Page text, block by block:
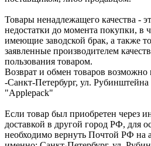
Товары ненадлежащего качества -
недостатки до момента покупки, в
имеющие заводской брак, а также
заявленные производителем
пользования товаром.
Возврат и обмен товаров возможно
-Санкт-Петербург, ул. Рубинштейна
"Applepack"
Если товар был приобретен через
доставкой в другой город РФ, для
необходимо вернуть Почтой РФ на